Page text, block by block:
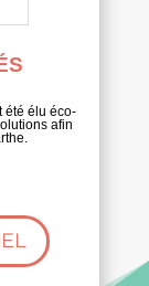
été élu éco-
afin